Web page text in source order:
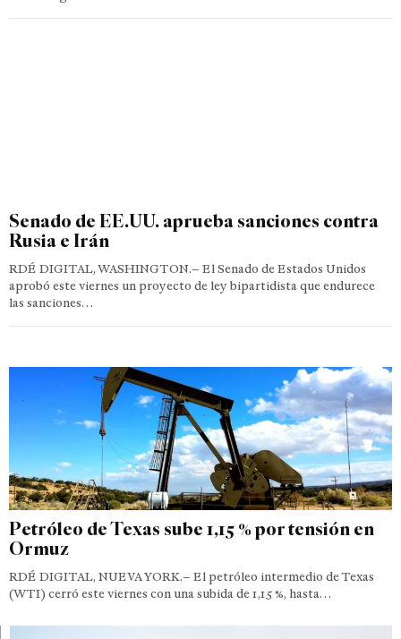
Senado de EE.UU. aprueba sanciones contra
Rusia e Irán
RDÉ DIGITAL, WASHINGTON.– El Senado de Estados Unidos
aprobó este viernes un proyecto de ley bipartidista que endurece
las sanciones…
Petróleo de Texas sube 1,15 % por tensión en
Ormuz
RDÉ DIGITAL, NUEVA YORK.– El petróleo intermedio de Texas
(WTI) cerró este viernes con una subida de 1,15 %, hasta…